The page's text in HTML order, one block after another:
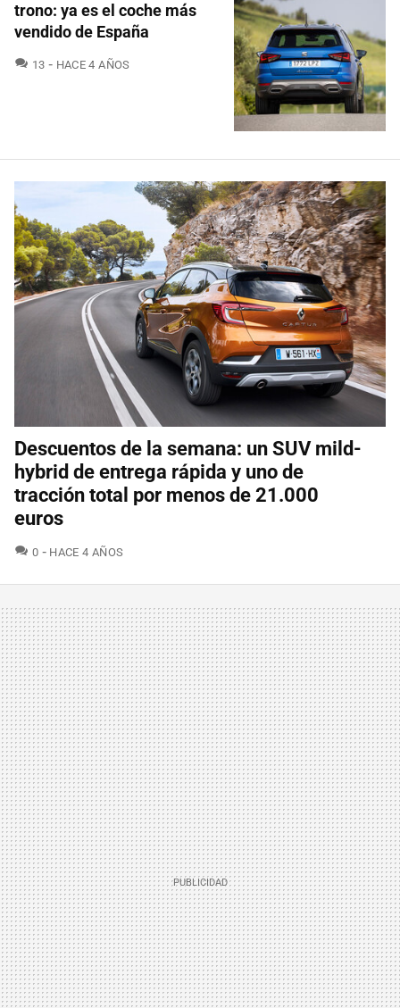
trono: ya es el coche más
vendido de España
13 COMENTARIOS
HACE 4 AÑOS
Descuentos de la semana: un SUV mild-
hybrid de entrega rápida y uno de
tracción total por menos de 21.000
euros
0 COMENTARIOS
HACE 4 AÑOS